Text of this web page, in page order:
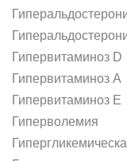
Гипервитаминоз D
Гипервитаминоз А
Гипервитаминоз Е
Гиперволемия